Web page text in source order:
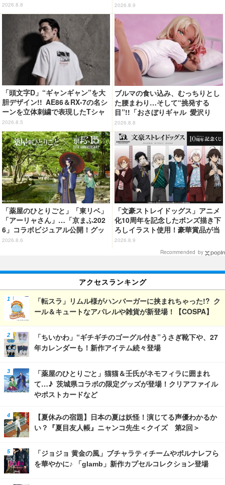
ど…毎日使いたい!!「タイトーく
じ」【8月28日～】
2026.8.8
c」開催 全27種のスイーツ＆セ
イボリーが登場
2026.8.9
「頭文字D」“ギャンギャン”を大
胆デザイン!! AE86＆RX-7の名シ
ーンを立体刺繍で表現したTシャ
ツ登場
2026.8.5
ブルマの食い込み、むっちりとし
た腰まわり…そして“挑発する
目”!!「おさぼりギャル 愛沢り
さ」フィギュアで新登場
2026.8.8
「薬屋のひとりごと」「東リベ」
「アーリャさん」…「京まふ202
6」コラボビジュアル公開！グッ
ズなどの最新情報も
2026.8.6
「文豪ストレイドッグス」アニメ
化10周年を記念したボンズ描き下
ろしイラスト使用！豪華賞品が当
たるオンラインくじ発売
2026.8.9
Recommended by
アクセスランキング
「転スラ」リムル様がハンバーガーに挟まれちゃった!? ク
ール＆キュートなアパレルや雑貨が新登場！【COSPA】
「ちいかわ」“ギチギチのゴーグル付き”うさぎ靴下や、27
年カレンダーも！新作アイテム続々登場
「薬屋のひとりごと」猫猫＆壬氏がネモフィラに囲まれ
て…♪ 茨城県コラボの限定グッズが登場！クリアファイル
やポストカードなど
【夏休みの宿題】日本の夏は妖怪！演じてる声優わかるか
い？『夏目友人帳』ニャンコ先生＜クイズ 第2回＞
「ジョジョ 黄金の風」ブチャラティチームやポルナレフら
を華やかに♪ 「glamb」新作カプセルコレクション登場